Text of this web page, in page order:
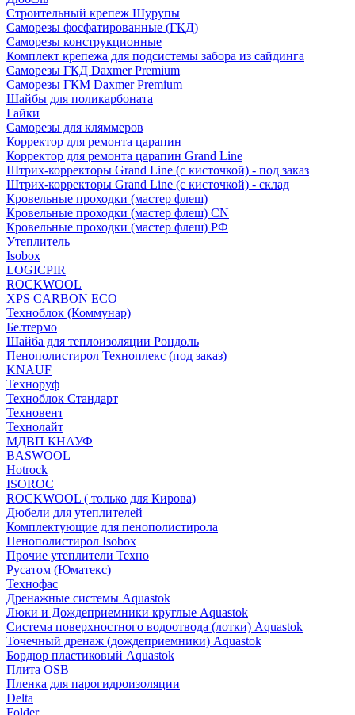
Строительный крепеж Шурупы
Саморeзы фосфатированные (ГКД)
Саморезы конструкционные
Комплект крепежа для подсистемы забора из сайдинга
Саморезы ГКД Daxmer Premium
Саморезы ГКМ Daxmer Premium
Шайбы для поликарбоната
Гайки
Саморезы для кляммеров
Корректор для ремонта царапин
Корректор для ремонта царапин Grand Line
Штрих-корректоры Grand Line (с кисточкой) - под заказ
Штрих-корректоры Grand Line (с кисточкой) - склад
Кровельные проходки (мастер флеш)
Кровельные проходки (мастер флеш) CN
Кровельные проходки (мастер флеш) РФ
Утеплитель
Isobox
LOGICPIR
ROCKWOOL
XPS CARBON ECO
Техноблок (Коммунар)
Белтермо
Шайба для теплоизоляции Рондоль
Пенополистирол Техноплекс (под заказ)
KNАUF
Технoруф
Техноблок Стандарт
Техновент
Технолайт
МДВП КНАУФ
BASWOOL
Hotrock
ISOROC
ROCKWOOL ( только для Кирова)
Дюбели для утеплителей
Комплектующие для пенополистирола
Пенополистирол Isobox
Прочие утеплители Техно
Русатом (Юматекс)
Технофас
Дренажные системы Aquastok
Люки и Дождеприемники круглые Aquastok
Система поверхностного водоотвода (лотки) Aquastok
Точечный дренаж (дождеприемники) Aquastok
Бордюр пластиковый Aquastok
Плита OSB
Пленка для парогидроизоляции
Delta
Folder